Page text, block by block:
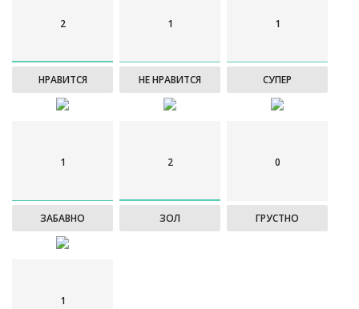
2
НРАВИТСЯ
1
НЕ НРАВИТСЯ
1
СУПЕР
1
ЗАБАВНО
2
ЗОЛ
0
ГРУСТНО
1